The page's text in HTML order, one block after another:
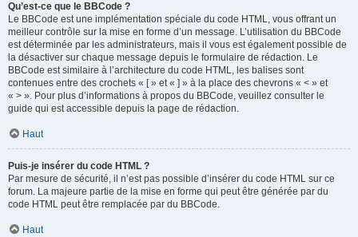
Qu’est-ce que le BBCode ?
Le BBCode est une implémentation spéciale du code HTML, vous offrant un
meilleur contrôle sur la mise en forme d’un message. L’utilisation du BBCode
est déterminée par les administrateurs, mais il vous est également possible de
la désactiver sur chaque message depuis le formulaire de rédaction. Le
BBCode est similaire à l’architecture du code HTML, les balises sont
contenues entre des crochets « [ » et « ] » à la place des chevrons « < » et
« > ». Pour plus d’informations à propos du BBCode, veuillez consulter le
guide qui est accessible depuis la page de rédaction.
Haut
Puis-je insérer du code HTML ?
Par mesure de sécurité, il n’est pas possible d’insérer du code HTML sur ce
forum. La majeure partie de la mise en forme qui peut être générée par du
code HTML peut être remplacée par du BBCode.
Haut